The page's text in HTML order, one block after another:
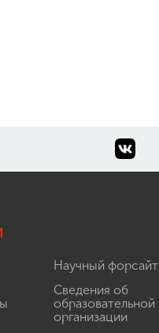
Научный форсайт
Сведения об
образовательной
организации